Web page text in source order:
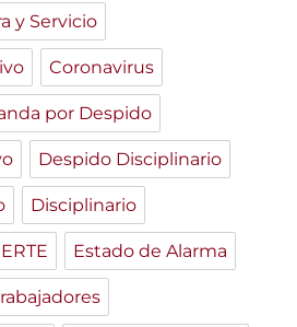
y Servicio
Coronavirus
por Despido
Despido Disciplinario
Disciplinario
ERTE Estado de Alarma